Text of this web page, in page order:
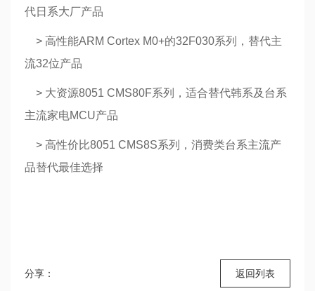
代日系大厂产品
> 高性能ARM Cortex M0+的32F030系列，替代主
流32位产品
> 大资源8051 CMS80F系列，适合替代韩系及台系
主流家电MCU产品
> 高性价比8051 CMS8S系列，消费类台系主流产
品替代最佳选择
分享： 返回列表